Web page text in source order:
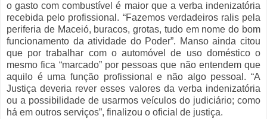
o gasto com combustível é maior que a verba indenizatória
recebida pelo profissional. “Fazemos verdadeiros ralis pela
periferia de Maceió, buracos, grotas, tudo em nome do bom
funcionamento da atividade do Poder”. Manso ainda citou
que por trabalhar com o automóvel de uso doméstico o
mesmo fica “marcado” por pessoas que não entendem que
aquilo é uma função profissional e não algo pessoal. “A
Justiça deveria rever esses valores da verba indenizatória
ou a possibilidade de usarmos veículos do judiciário; como
há em outros serviços”, finalizou o oficial de justiça.